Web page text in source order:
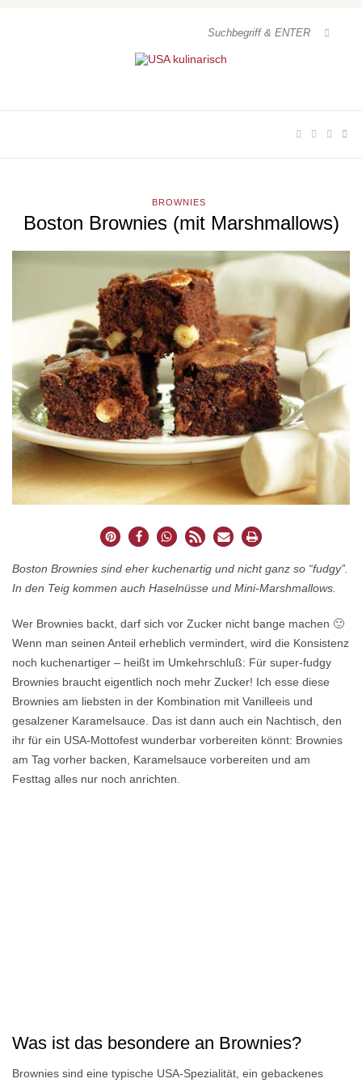
BROWNIES
Boston Brownies (mit Marshmallows)
Boston Brownies sind eher kuchenartig und nicht ganz so “fudgy”.
In den Teig kommen auch Haselnüsse und Mini-Marshmallows.
Wer Brownies backt, darf sich vor Zucker nicht bange machen 🙂
Wenn man seinen Anteil erheblich vermindert, wird die Konsistenz
noch kuchenartiger – heißt im Umkehrschluß: Für super-fudgy
Brownies braucht eigentlich noch mehr Zucker! Ich esse diese
Brownies am liebsten in der Kombination mit Vanilleeis und
gesalzener Karamelsauce. Das ist dann auch ein Nachtisch, den
ihr für ein USA-Mottofest wunderbar vorbereiten könnt: Brownies
am Tag vorher backen, Karamelsauce vorbereiten und am
Festtag alles nur noch anrichten.
Was ist das besondere an Brownies?
Brownies sind eine typische USA-Spezialität, ein gebackenes